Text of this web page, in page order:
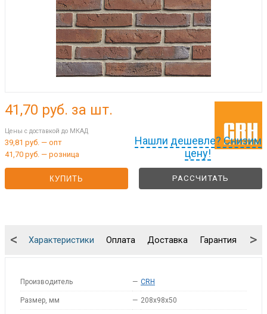
Нашли дешевле? Снизим
цену!
41,70 руб. за шт.
Цены с доставкой до МКАД
39,81 руб. — опт
41,70 руб. — розница
КУПИТЬ РАССЧИТАТЬ
Характеристики Оплата Доставка Гарантия
< >
Производитель — CRH
Размер, мм — 208x98x50